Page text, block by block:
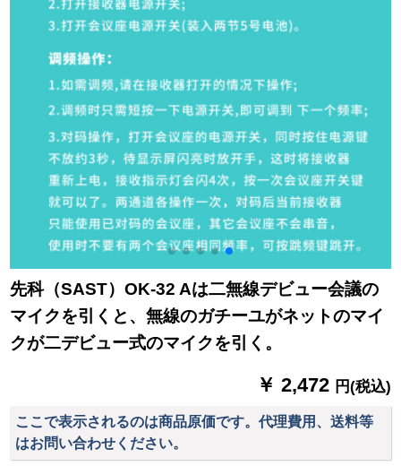
先科（SAST）OK-32 Aは二無線デビュー会議の
マイクを引くと、無線のガチーユがネットのマイ
クが二デビュー式のマイクを引く。
￥ 2,472 円(税込)
ここで表示されるのは商品原価です。代理費用、送料等
はお問い合わせください。